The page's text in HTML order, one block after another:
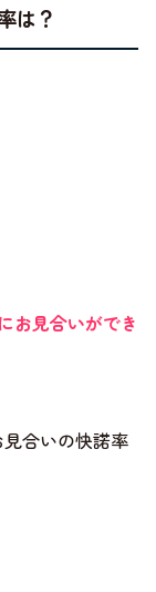
は？
お見合いができ
合いの快諾率